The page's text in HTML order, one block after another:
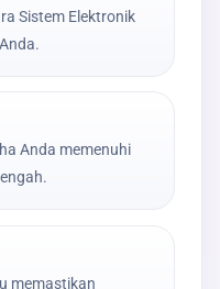
Sistem Elektronik
Anda memenuhi
memastikan